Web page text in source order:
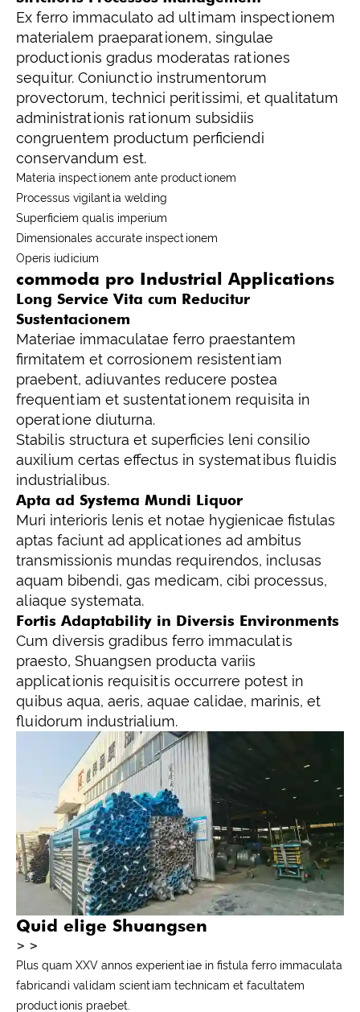
Ex ferro immaculato ad ultimam inspectionem
materialem praeparationem, singulae
productionis gradus moderatas rationes
sequitur. Coniunctio instrumentorum
provectorum, technici peritissimi, et qualitatum
administrationis rationum subsidiis
congruentem productum perficiendi
conservandum est.
Materia inspectionem ante productionem
Processus vigilantia welding
Superficiem qualis imperium
Dimensionales accurate inspectionem
Operis iudicium
commoda pro Industrial Applications
Long Service Vita cum Reducitur
Sustentacionem
Materiae immaculatae ferro praestantem
firmitatem et corrosionem resistentiam
praebent, adiuvantes reducere postea
frequentiam et sustentationem requisita in
operatione diuturna.
Stabilis structura et superficies leni consilio
auxilium certas effectus in systematibus fluidis
industrialibus.
Apta ad Systema Mundi Liquor
Muri interioris lenis et notae hygienicae fistulas
aptas faciunt ad applicationes ad ambitus
transmissionis mundas requirendos, inclusas
aquam bibendi, gas medicam, cibi processus,
aliaque systemata.
Fortis Adaptability in Diversis Environments
Cum diversis gradibus ferro immaculatis
praesto, Shuangsen producta variis
applicationis requisitis occurrere potest in
quibus aqua, aeris, aquae calidae, marinis, et
fluidorum industrialium.
Quid elige Shuangsen
> >
Plus quam XXV annos experientiae in fistula ferro immaculata
fabricandi validam scientiam technicam et facultatem
productionis praebet.